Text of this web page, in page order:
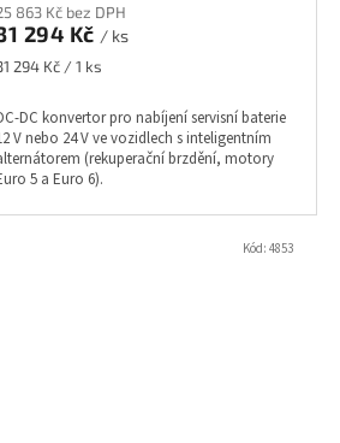
863 Kč bez DPH
294 Kč / ks
294 Kč / 1 ks
DC konvertor pro nabíjení servisní baterie
V nebo 24 V ve vozidlech s inteligentním
(rekuperační brzdění, motory
5 a Euro 6).
Kód: 4853